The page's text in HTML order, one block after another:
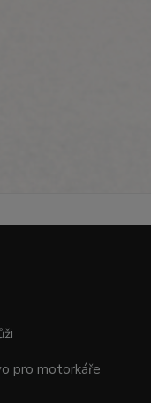
pro motorkáře